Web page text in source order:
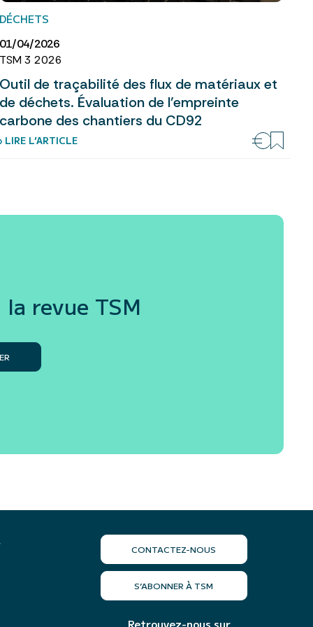
DÉCHETS
01/04/2026
TSM 3 2026
Outil de traçabilité des flux de matériaux et
de déchets. Évaluation de l’empreinte
carbone des chantiers du CD92
› LIRE L’ARTICLE
la revue TSM
CONTACTEZ-NOUS
S’ABONNER À TSM
Retrouvez-nous sur